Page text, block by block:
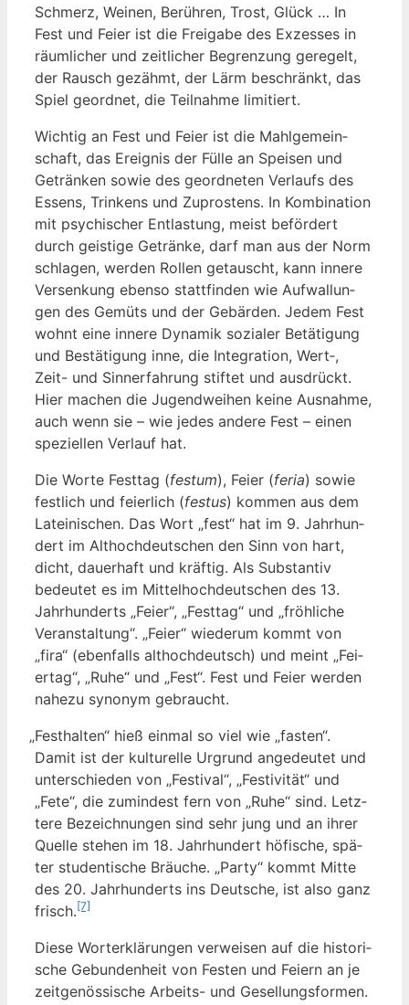
Schmerz, Wei­nen, Berüh­ren, Trost, Glück … In
Fest und Fei­er ist die Frei­ga­be des Exzes­ses in
räum­li­cher und zeit­li­cher Begren­zung gere­gelt,
der Rausch gezähmt, der Lärm beschränkt, das
Spiel geord­net, die Teil­nah­me limitiert.
Wich­tig an Fest und Fei­er ist die Mahl­ge­mein­
schaft, das Ereig­nis der Fül­le an Spei­sen und
Geträn­ken sowie des geord­ne­ten Ver­laufs des
Essens, Trin­kens und Zupros­tens. In Kom­bi­na­ti­on
mit psy­chi­scher Ent­las­tung, meist beför­dert
durch geis­ti­ge Geträn­ke, darf man aus der Norm
schla­gen, wer­den Rol­len getauscht, kann inne­re
Ver­sen­kung eben­so statt­fin­den wie Auf­wal­lun­
gen des Gemüts und der Gebär­den. Jedem Fest
wohnt eine inne­re Dyna­mik sozia­ler Betä­ti­gung
und Bestä­ti­gung inne, die Inte­gra­ti­on, Wert‑,
Zeit- und Sinn­erfah­rung stif­tet und aus­drückt.
Hier machen die Jugend­wei­hen kei­ne Aus­nah­me,
auch wenn sie – wie jedes ande­re Fest – einen
spe­zi­el­len Ver­lauf hat.
Die Wor­te Fest­tag (fes­tum), Fei­er (feria) sowie
fest­lich und fei­er­lich (fes­tus) kom­men aus dem
Latei­ni­schen. Das Wort „fest“ hat im 9. Jahr­hun­
dert im Alt­hoch­deut­schen den Sinn von hart,
dicht, dau­er­haft und kräf­tig. Als Sub­stan­tiv
bedeu­tet es im Mit­tel­hoch­deut­schen des 13.
Jahr­hun­derts „Fei­er“, „Fest­tag“ und „fröh­li­che
Ver­an­stal­tung“. „Fei­er“ wie­der­um kommt von
„fira“ (eben­falls alt­hoch­deutsch) und meint „Fei­
er­tag“, „Ruhe“ und „Fest“. Fest und Fei­er wer­den
nahe­zu syn­onym gebraucht.
„Fest­hal­ten“ hieß ein­mal so viel wie „fas­ten“.
Damit ist der kul­tu­rel­le Urgrund ange­deu­tet und
unter­schie­den von „Fes­ti­val“, „Fes­ti­vi­tät“ und
„Fete“, die zumin­dest fern von „Ruhe“ sind. Letz­
te­re Bezeich­nun­gen sind sehr jung und an ihrer
Quel­le ste­hen im 18. Jahr­hun­dert höfi­sche, spä­
ter stu­den­ti­sche Bräu­che. „Par­ty“ kommt Mit­te
des 20. Jahr­hun­derts ins Deut­sche, ist also ganz
frisch.[7]
Die­se Wort­er­klä­run­gen ver­wei­sen auf die his­to­ri­
sche Gebun­den­heit von Fes­ten und Fei­ern an je
zeit­ge­nös­si­sche Arbeits- und Gesel­lungs­for­men.